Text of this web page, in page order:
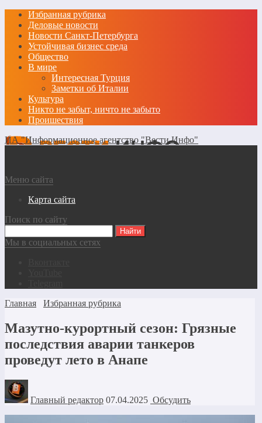
Избранная рубрика
Деловые новости
Новости Санкт-Петербурга
Устойчивая бизнес среда
Общество
В мире
Интересная Турция
Заметки об Италии
Культура
Никто не забыт, ничто не забыто
Проишествия
ИА "Информационное агентство "Вести Инфо"
Меню сайта
Карта сайта
Поиск по сайту
Мы в социальных сетях
Главная
Избранная рубрика
Мазутно-курортный сезон: Грязные
последствия аварии танкеров
проведут лето в Анапе
Главный редактор 07.04.2025 Обсудить